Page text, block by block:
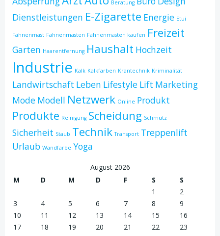
Beratung
Dienstleistungen E-Zigarette Energie Etui
Fahnenmast Fahnenmasten Fahnenmasten kaufen Freizeit
Garten Haarentfernung Haushalt Hochzeit
Industrie Kalk Kalkfarben Krantechnik Kriminalität
Landwirtschaft Leben Lifestyle Lift Marketing
Mode Modell Netzwerk Online Produkt
Produkte Reinigung Scheidung Schmutz
Sicherheit Staub Technik Transport Treppenlift
Urlaub Wandfarbe Yoga
August 2026
M
D M D F S
S
1
2
3
4 5 6 7 8
9
10
11 12 13 14 15
16
17
18 19 20 21 22
23